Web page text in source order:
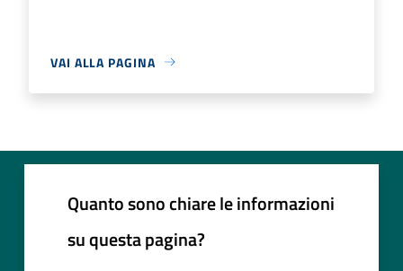
VAI ALLA PAGINA
Quanto sono chiare le informazioni
su questa pagina?